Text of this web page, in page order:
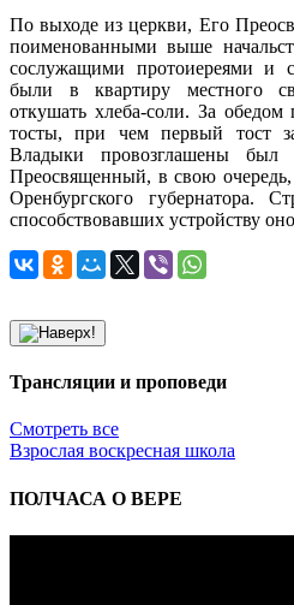
По выходе из церкви, Его
поименованными выше
сослужащими протоиереями и
были в квартиру местного
откушать хлеба-соли. За
тосты, при чем первый тост
Владыки провозглашены был
Преосвященный, в свою
Оренбургского губернатора.
способствовавших устройству
Трансляции и проповеди
Смотреть все
Взрослая воскресная школа
ПОЛЧАСА О ВЕРЕ